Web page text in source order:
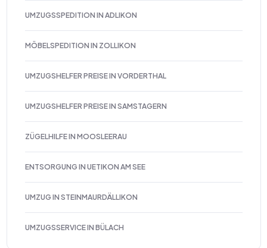
UMZUGSSPEDITION IN ADLIKON
MÖBELSPEDITION IN ZOLLIKON
UMZUGSHELFER PREISE IN VORDERTHAL
UMZUGSHELFER PREISE IN SAMSTAGERN
ZÜGELHILFE IN MOOSLEERAU
ENTSORGUNG IN UETIKON AM SEE
UMZUG IN STEINMAURDÄLLIKON
UMZUGSSERVICE IN BÜLACH